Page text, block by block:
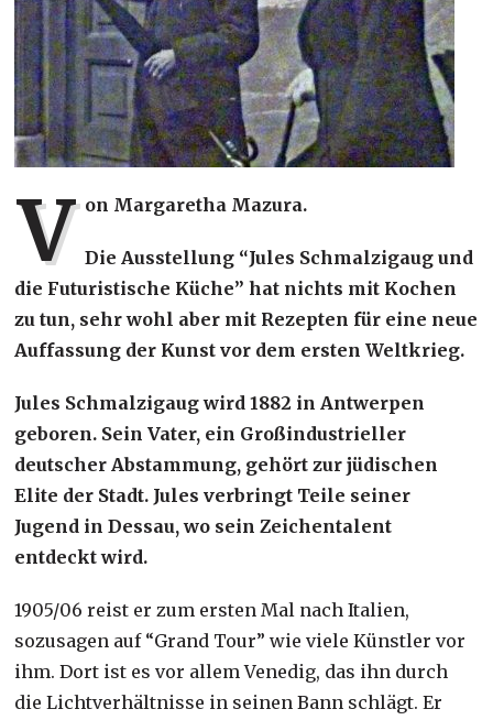
V on Margaretha Mazura.
Die Ausstellung “Jules Schmalzigaug und
die Futuristische Küche” hat nichts mit Kochen
zu tun, sehr wohl aber mit Rezepten für eine neue
Auffassung der Kunst vor dem ersten Weltkrieg.
Jules Schmalzigaug wird 1882 in Antwerpen
geboren. Sein Vater, ein Großindustrieller
deutscher Abstammung, gehört zur jüdischen
Elite der Stadt. Jules verbringt Teile seiner
Jugend in Dessau, wo sein Zeichentalent
entdeckt wird.
1905/06 reist er zum ersten Mal nach Italien,
sozusagen auf “Grand Tour” wie viele Künstler vor
ihm. Dort ist es vor allem Venedig, das ihn durch
die Lichtverhältnisse in seinen Bann schlägt. Er